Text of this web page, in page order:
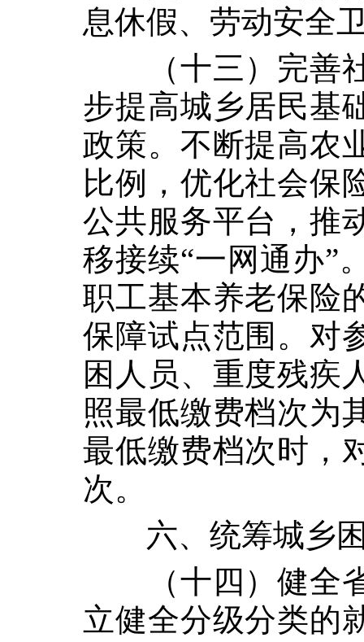
息休假、劳动安全
（十三）完
步提高城乡居民基
政策。不断提高农
比例，优化社会保
公共服务平台，推
移接续“一网通办”
职工基本养老保险
保障试点范围。对
困人员、重度残疾
照最低缴费档次为
最低缴费档次时，
次。
六、统筹城乡
（十四）健
立健全分级分类的